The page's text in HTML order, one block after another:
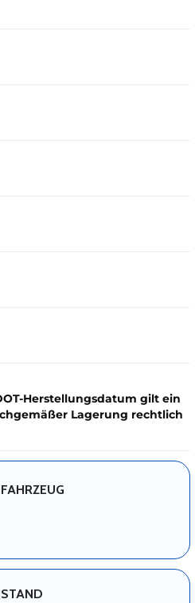
Herstellungsdatum gilt ein
Lagerung rechtlich